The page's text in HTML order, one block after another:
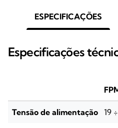
ESPECIFICAÇÕES
Especificações
Tensão de alimentação 19